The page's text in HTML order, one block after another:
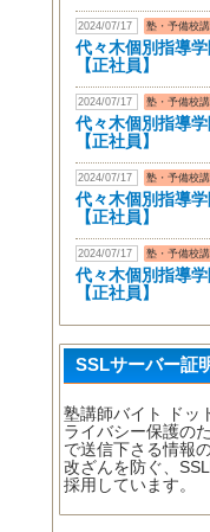
2024/07/17 塾・予備校
代々木個別指導
【正社員】
2024/07/17 塾・予備校
代々木個別指導
【正社員】
2024/07/17 塾・予備校
代々木個別指導
【正社員】
2024/07/17 塾・予備校
代々木個別指導
【正社員】
SSLサーバー証
塾講師バイト ドッ
ライバシー保護の
で送信下さる情報
改ざんを防ぐ、
採用しています。